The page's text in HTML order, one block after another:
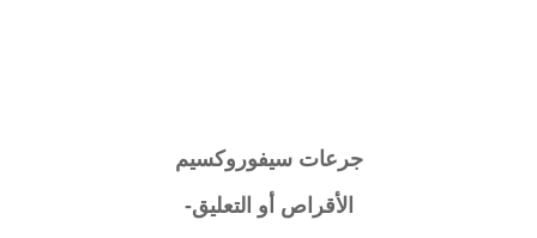
جرعاتسيفوروكسيم
الأقراص أو التعليق-